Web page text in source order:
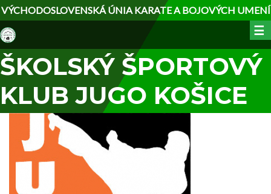
Skočiť
na
hlavný
obsah
VÝCHODOSLOVENSKÁ ÚNIA KARATE A BOJOVÝCH UMENÍ
☰
ŠKOLSKÝ ŠPORTOVÝ
KLUB JUGO KOŠICE